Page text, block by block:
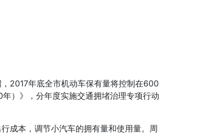
2017年底全市机动车保有量将控制在600
）》，分年度实施交通拥堵治理专项行动
成本，调节小汽车的拥有量和使用量。周